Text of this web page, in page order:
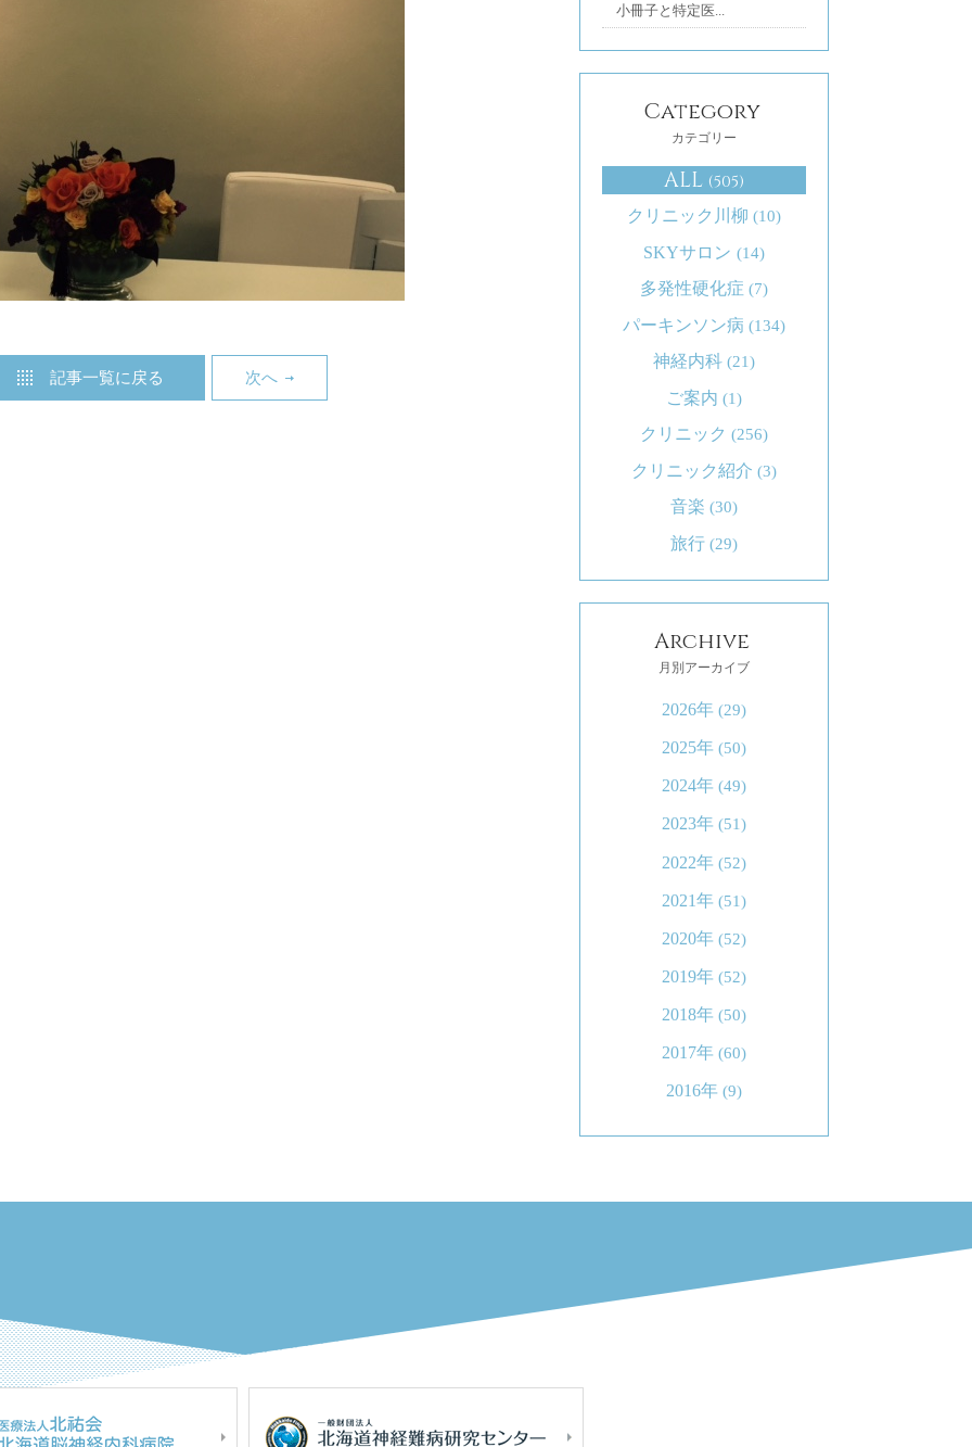
記事一覧に戻る 次へ
小冊子と特定医...
Category
カテゴリー
ALL (505)
クリニック川柳 (10)
SKYサロン (14)
多発性硬化症 (7)
パーキンソン病 (134)
神経内科 (21)
ご案内 (1)
クリニック (256)
クリニック紹介 (3)
音楽 (30)
旅行 (29)
Archive
月別アーカイブ
2026年 (29)
2025年 (50)
2024年 (49)
2023年 (51)
2022年 (52)
2021年 (51)
2020年 (52)
2019年 (52)
2018年 (50)
2017年 (60)
2016年 (9)